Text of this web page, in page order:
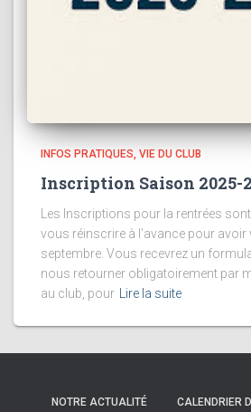
INFOS PRATIQUES VIE DU CLUB
Inscription Saison 2025-
Les Inscriptions pour la rentrées
vous réinscrire à l’avance pour avoir
septembre. Vous recevrez un
nous retourner obligatoirement par
au club, pour
Lire la suite
NOTRE ACTUALITÉ CALENDRIER